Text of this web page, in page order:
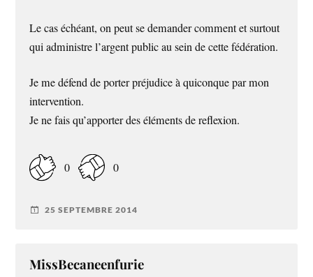
Le cas échéant, on peut se demander comment et surtout
qui administre l’argent public au sein de cette fédération.
Je me défend de porter préjudice à quiconque par mon
intervention.
Je ne fais qu’apporter des éléments de reflexion.
0 0
25 SEPTEMBRE 2014
MissBecaneenfurie